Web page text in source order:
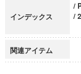
インデックス
/
/
関連アイテム